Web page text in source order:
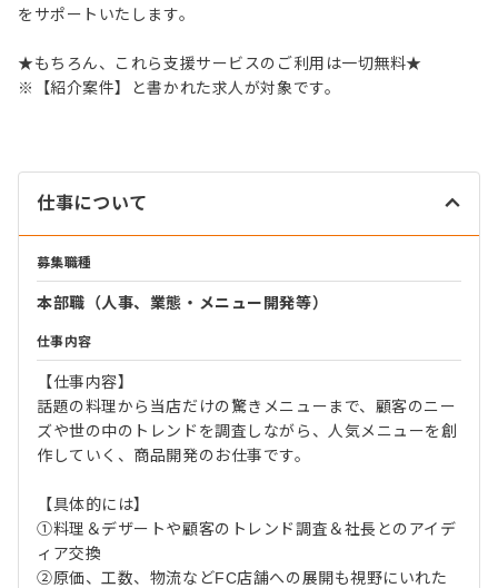
をサポートいたします。
★もちろん、これら支援サービスのご利用は一切無料★
※【紹介案件】と書かれた求人が対象です。
仕事について
募集職種
本部職（人事、業態・メニュー開発等）
仕事内容
【仕事内容】
話題の料理から当店だけの驚きメニューまで、顧客のニー
ズや世の中のトレンドを調査しながら、人気メニューを創
作していく、商品開発のお仕事です。
【具体的には】
①料理＆デザートや顧客のトレンド調査＆社長とのアイデ
ィア交換
②原価、工数、物流などFC店舗への展開も視野にいれた